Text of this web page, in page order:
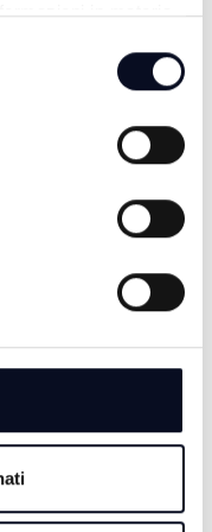
in materia
chiuso tra